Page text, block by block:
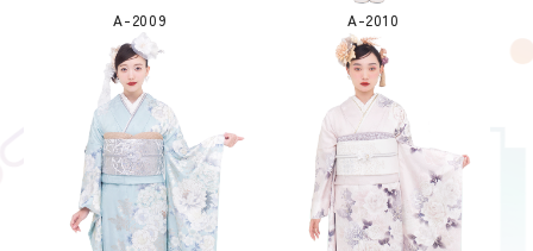
A-2009 A-2010